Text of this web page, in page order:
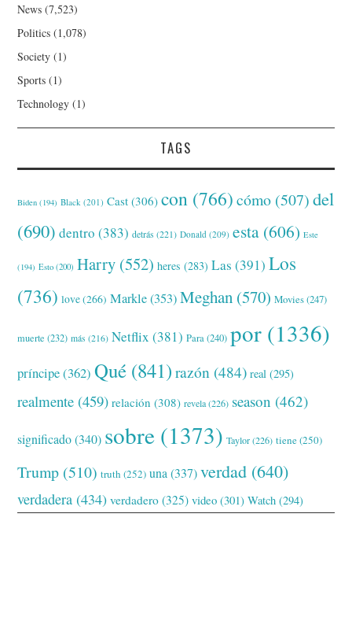
News (7,523)
Politics (1,078)
Society (1)
Sports (1)
Technology (1)
TAGS
Biden (194) Black (201) Cast (306) con (766) cómo (507) del
(690) dentro (383) detrás (221) Donald (209) esta (606) Este
(194) Esto (200) Harry (552) heres (283) Las (391) Los
(736) love(266) Markle(353) Meghan (570) Movies(247)
muerte (232) más (216) Netflix (381) Para(240) por (1336)
príncipe(362) Qué (841) razón (484) real (295)
realmente (459) relación (308) revela(226) season (462)
significado(340) sobre (1373) Taylor(226) tiene(250)
Trump (510) truth (252) una (337) verdad (640)
verdadera (434) verdadero (325) video (301) Watch (294)